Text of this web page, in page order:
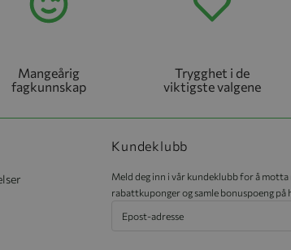
Mangeårig
fagkunnskap
Trygghet i de
viktigste valgene
Kundeklubb
Meld deg inn i vår kundeklubb for å motta
rabattkuponger og samle bonuspoeng på